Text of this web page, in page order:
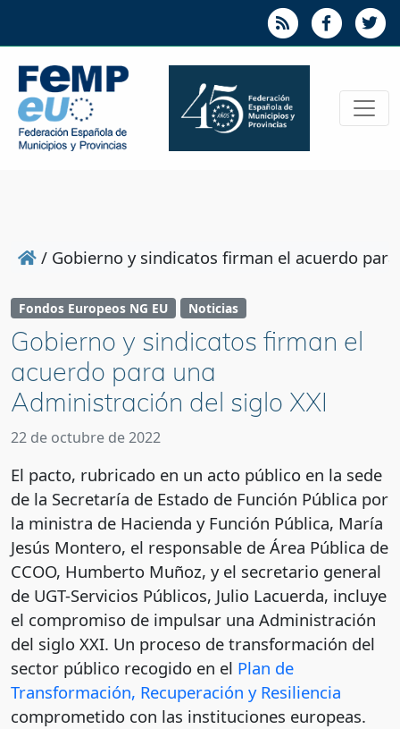
/ Gobierno y sindicatos firman el acuerdo
Fondos Europeos NG EU Noticias
Gobierno y sindicatos firman el
acuerdo para una
Administración del siglo XXI
22 de octubre de 2022
El pacto, rubricado en un acto público en la sede
de la Secretaría de Estado de Función Pública por
la ministra de Hacienda y Función Pública, María
Jesús Montero, el responsable de Área Pública de
CCOO, Humberto Muñoz, y el secretario general
de UGT-Servicios Públicos, Julio Lacuerda, incluye
el compromiso de impulsar una Administración
del siglo XXI. Un proceso de transformación del
sector público recogido en el Plan de
Transformación, Recuperación y Resiliencia
comprometido con las instituciones europeas.